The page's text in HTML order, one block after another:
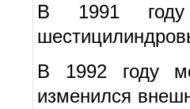
В 1991 году
В 1992 году
изменился